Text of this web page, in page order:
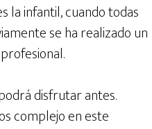
la infantil, cuando todas
se ha realizado un
profesional.
disfrutar antes.
complejo en este